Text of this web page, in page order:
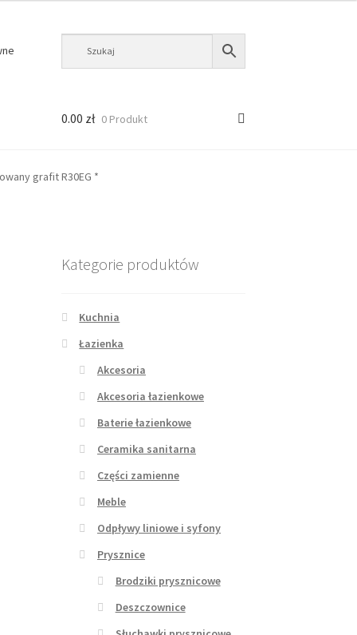
0.00 zł 0 Produkt
grafit R30EG *
Kategorie produktów
Kuchnia
Łazienka
Akcesoria
Akcesoria łazienkowe
Baterie łazienkowe
Ceramika sanitarna
Części zamienne
Meble
Odpływy liniowe i syfony
Prysznice
Brodziki prysznicowe
Deszczownice